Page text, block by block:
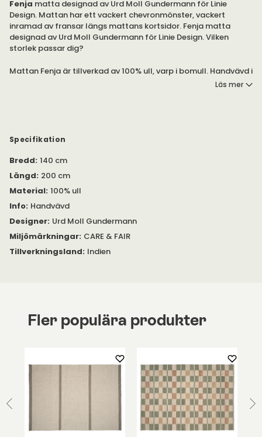
Fenja matta designad av Urd Moll Gundermann för Linie
Design. Mattan har ett vackert chevronmönster, vackert
inramad av fransar längs mattans kortsidor. Fenja matta
designad av Urd Moll Gundermann för Linie Design. Vilken
storlek passar dig?
Mattan Fenja är tillverkad av 100% ull, varp i bomull. Handvävd i
Läs mer
Specifikation
Bredd: 140 cm
Längd: 200 cm
Material: 100% ull
Info: Handvävd
Designer: Urd Moll Gundermann
Miljömärkningar: CARE & FAIR
Tillverkningsland: Indien
Fler populära produkter